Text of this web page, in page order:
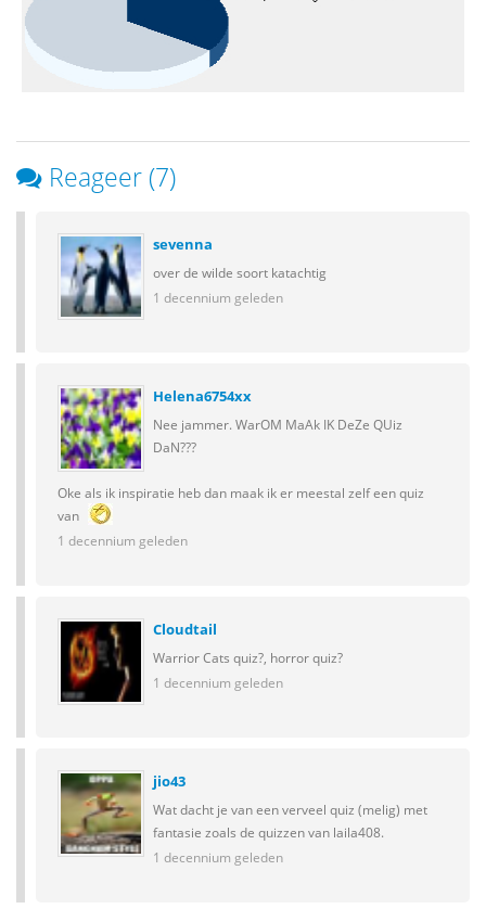
Reageer (7)
sevenna
over de wilde soort katachtig
1 decennium geleden
Helena6754xx
Nee jammer. WarOM MaAk IK DeZe QUiz
DaN???
Oke als ik inspiratie heb dan maak ik er meestal zelf een quiz
van
1 decennium geleden
Cloudtail
Warrior Cats quiz?, horror quiz?
1 decennium geleden
jio43
Wat dacht je van een verveel quiz (melig) met
fantasie zoals de quizzen van laila408.
1 decennium geleden